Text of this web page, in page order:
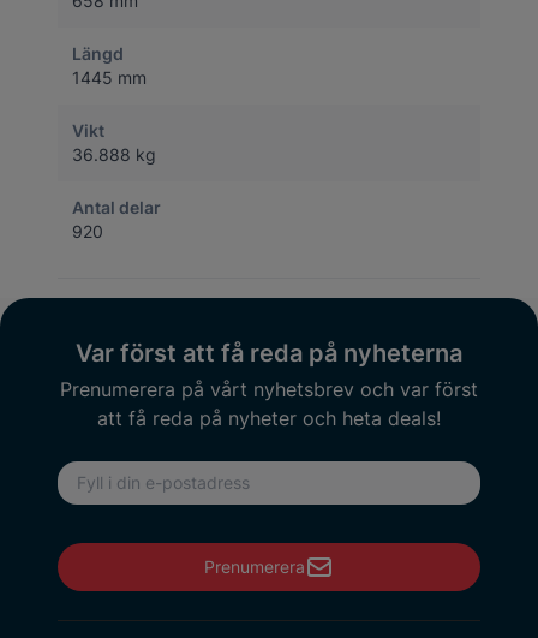
Längd
1445 mm
Vikt
36.888 kg
Antal delar
920
Var först att få reda på nyheterna
Prenumerera på vårt nyhetsbrev och var först
att få reda på nyheter och heta deals!
E-postadress
Prenumerera